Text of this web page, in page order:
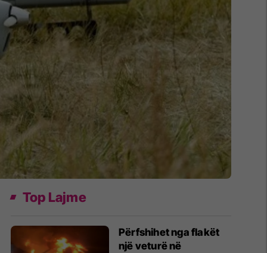
Top Lajme
Përfshihet nga flakët
një veturë në